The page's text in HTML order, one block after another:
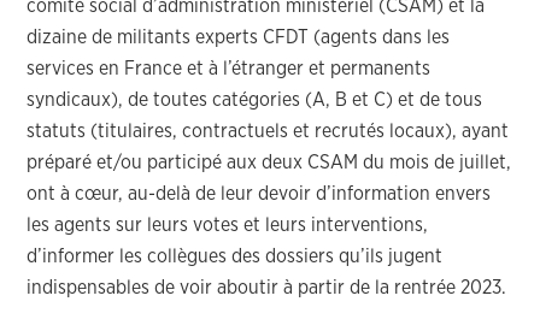
comité social d’administration ministériel (CSAM) et la
dizaine de militants experts CFDT (agents dans les
services en France et à l’étranger et permanents
syndicaux), de toutes catégories (A, B et C) et de tous
statuts (titulaires, contractuels et recrutés locaux), ayant
préparé et/ou participé aux deux CSAM du mois de juillet,
ont à cœur, au-delà de leur devoir d’information envers
les agents sur leurs votes et leurs interventions,
d’informer les collègues des dossiers qu’ils jugent
indispensables de voir aboutir à partir de la rentrée 2023.